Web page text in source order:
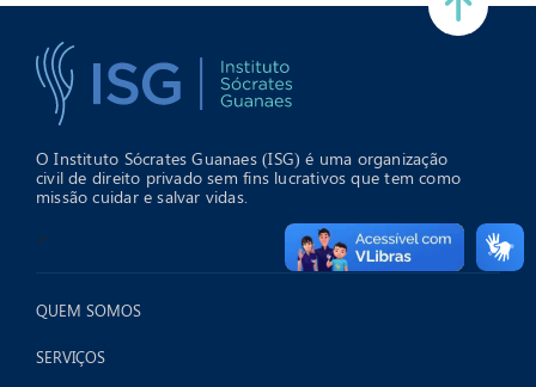
O Instituto Sócrates Guanaes (ISG) é uma organização
civil de direito privado sem fins lucrativos que tem como
missão cuidar e salvar vidas.
>
QUEM SOMOS
SERVIÇOS